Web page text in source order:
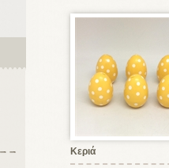
Κεριά